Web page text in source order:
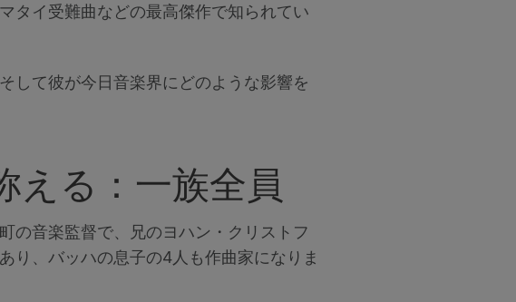
タイ受難曲などの最高傑作で知られてい
して彼が今日音楽界にどのような影響を
える：一族全員
の音楽監督で、兄のヨハン・クリストフ
り、バッハの息子の4人も作曲家になりま